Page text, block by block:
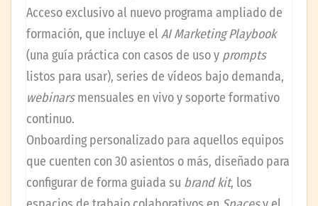
Acceso exclusivo al nuevo programa ampliado de
formación, que incluye elAI Marketing Playbook
(una guía práctica con casos de uso y prompts
listos para usar), series de vídeos bajo demanda,
webinarsmensuales en vivo y soporte formativo
continuo.
Onboarding personalizado para aquellos equipos
que cuenten con 30 asientos o más, diseñado para
configurar de forma guiada su brand kit, los